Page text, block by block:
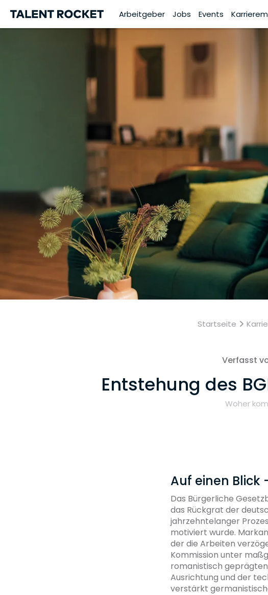
Arbeitgeber Jobs Events
Startseite
Verfasst
Entstehung des
Woher
Auf einen Blick
Das Bürgerliche
das Rückgrat der
jahrzehntelanger
motiviert wurde.
der die Arbeiten
Kommission unter
romanistisch
Ausrichtung und der
verstärkt